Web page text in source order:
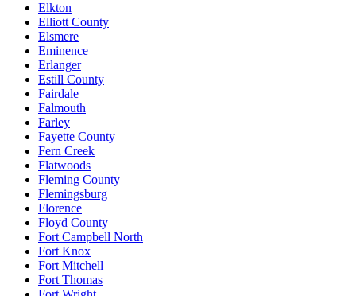
Elkton
Elliott County
Elsmere
Eminence
Erlanger
Estill County
Fairdale
Falmouth
Farley
Fayette County
Fern Creek
Flatwoods
Fleming County
Flemingsburg
Florence
Floyd County
Fort Campbell North
Fort Knox
Fort Mitchell
Fort Thomas